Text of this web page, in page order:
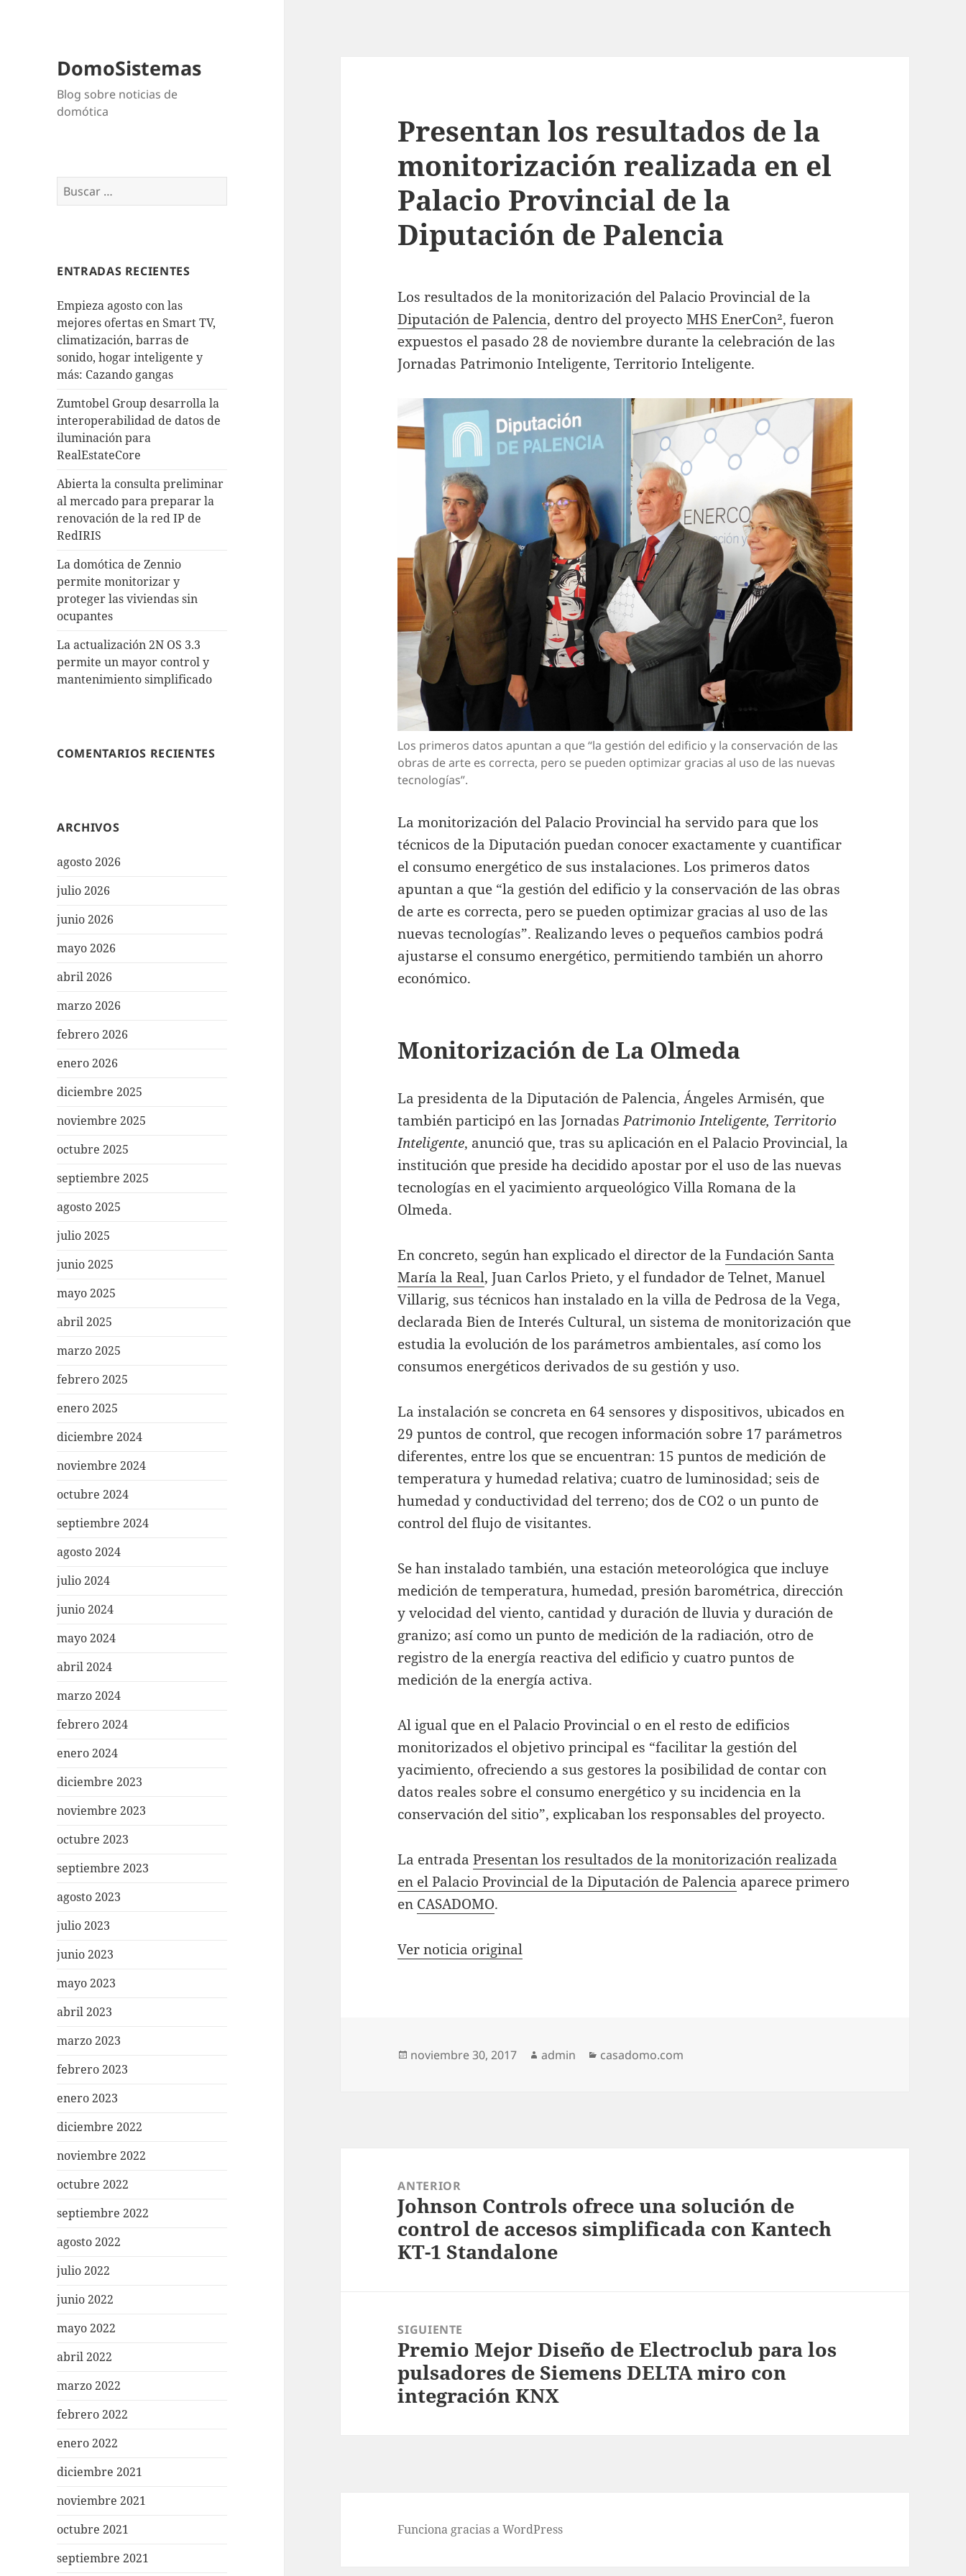
DomoSistemas
Blog sobre noticias de
domótica
Buscar:
ENTRADAS RECIENTES
Empieza agosto con las
mejores ofertas en Smart TV,
climatización, barras de
sonido, hogar inteligente y
más: Cazando gangas
Zumtobel Group desarrolla la
interoperabilidad de datos de
iluminación para
RealEstateCore
Abierta la consulta preliminar
al mercado para preparar la
renovación de la red IP de
RedIRIS
La domótica de Zennio
permite monitorizar y
proteger las viviendas sin
ocupantes
La actualización 2N OS 3.3
permite un mayor control y
mantenimiento simplificado
COMENTARIOS RECIENTES
ARCHIVOS
agosto 2026
julio 2026
junio 2026
mayo 2026
abril 2026
marzo 2026
febrero 2026
enero 2026
diciembre 2025
noviembre 2025
octubre 2025
septiembre 2025
agosto 2025
julio 2025
junio 2025
mayo 2025
abril 2025
marzo 2025
febrero 2025
enero 2025
diciembre 2024
noviembre 2024
octubre 2024
septiembre 2024
agosto 2024
julio 2024
junio 2024
mayo 2024
abril 2024
marzo 2024
febrero 2024
enero 2024
diciembre 2023
noviembre 2023
octubre 2023
septiembre 2023
agosto 2023
julio 2023
junio 2023
mayo 2023
abril 2023
marzo 2023
febrero 2023
enero 2023
diciembre 2022
noviembre 2022
octubre 2022
septiembre 2022
agosto 2022
julio 2022
junio 2022
mayo 2022
abril 2022
marzo 2022
febrero 2022
enero 2022
diciembre 2021
noviembre 2021
octubre 2021
septiembre 2021
Presentan los resultados de la
monitorización realizada en el
Palacio Provincial de la
Diputación de Palencia
Los resultados de la monitorización del Palacio Provincial de la
Diputación de Palencia, dentro del proyectoMHS EnerCon², fueron
expuestos el pasado 28 de noviembre durante la celebración de las
Jornadas Patrimonio Inteligente, Territorio Inteligente.
Los primeros datos apuntan a que “la gestión del edificio y la conservación de las
obras de arte es correcta, pero se pueden optimizar gracias al uso de las nuevas
tecnologías”.
La monitorización del Palacio Provincial ha servido para que los
técnicos de la Diputación puedan conocer exactamente y cuantificar
el consumo energético de sus instalaciones. Los primeros datos
apuntan a que “la gestión del edificio y la conservación de las obras
de arte es correcta, pero se pueden optimizar gracias al uso de las
nuevas tecnologías”. Realizando leves o pequeños cambios podrá
ajustarse el consumo energético, permitiendo también un ahorro
económico.
Monitorización de La Olmeda
La presidenta de la Diputación de Palencia, Ángeles Armisén, que
también participó en las JornadasPatrimonio Inteligente, Territorio
Inteligente, anunció que, tras su aplicación en el Palacio Provincial, la
institución que preside ha decidido apostar por el uso de las nuevas
tecnologías en el yacimiento arqueológico Villa Romana de la
Olmeda.
En concreto, según han explicado el director de laFundación Santa
María la Real, Juan Carlos Prieto, y el fundador de Telnet, Manuel
Villarig, sus técnicos han instalado en la villa de Pedrosa de la Vega,
declarada Bien de Interés Cultural, un sistema de monitorización que
estudia la evolución de los parámetros ambientales, así como los
consumos energéticos derivados de su gestión y uso.
La instalación se concreta en 64 sensores y dispositivos, ubicados en
29 puntos de control, que recogen información sobre 17 parámetros
diferentes, entre los que se encuentran: 15 puntos de medición de
temperatura y humedad relativa; cuatro de luminosidad; seis de
humedad y conductividad del terreno; dos de CO2 o un punto de
control del flujo de visitantes.
Se han instalado también, una estación meteorológica que incluye
medición de temperatura, humedad, presión barométrica, dirección
y velocidad del viento, cantidad y duración de lluvia y duración de
granizo; así como un punto de medición de la radiación, otro de
registro de la energía reactiva del edificio y cuatro puntos de
medición de la energía activa.
Al igual que en el Palacio Provincial o en el resto de edificios
monitorizados el objetivo principal es “facilitar la gestión del
yacimiento, ofreciendo a sus gestores la posibilidad de contar con
datos reales sobre el consumo energético y su incidencia en la
conservación del sitio”, explicaban los responsables del proyecto.
La entradaPresentan los resultados de la monitorización realizada
en el Palacio Provincial de la Diputación de Palencia aparece primero
en CASADOMO.
Ver noticia original
Publicado
noviembre 30, 2017 Autor
admin Categorías
casadomo.com
entradas
ANTERIOR
Entrada
anterior:
Johnson Controls ofrece una solución de
control de accesos simplificada con Kantech
KT-1 Standalone
SIGUIENTE
Entrada
siguiente:
Premio Mejor Diseño de Electroclub para los
pulsadores de Siemens DELTA miro con
integración KNX
Funciona gracias a WordPress